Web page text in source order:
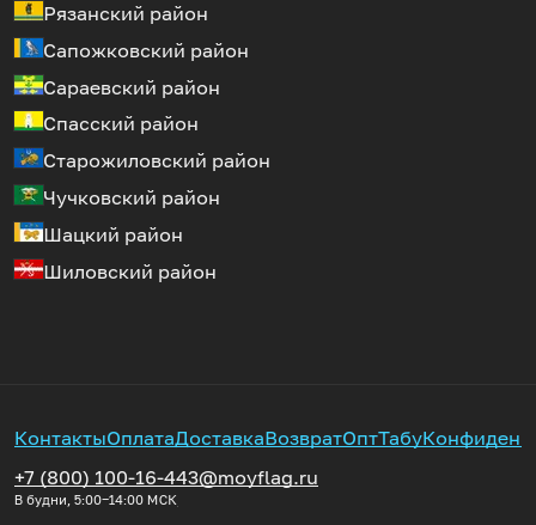
Рязанский район
Сапожковский район
Сараевский район
Спасский район
Старожиловский район
Чучковский район
Шацкий район
Шиловский район
КонтактыОплатаДоставкаВозвратОптТабу
+7 (800) 100-16-44
В будни, 5:00‒14:00 МСК
3@moyflag.ru